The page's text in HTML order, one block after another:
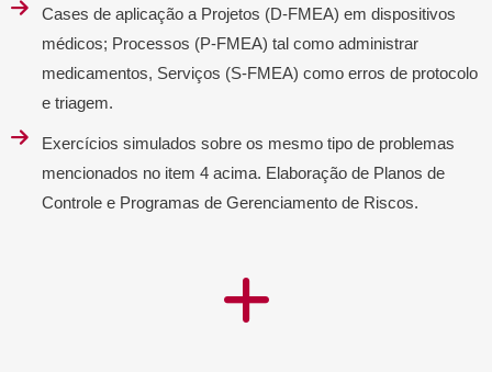
Cases de aplicação a Projetos (D-FMEA) em dispositivos
médicos; Processos (P-FMEA) tal como administrar
medicamentos, Serviços (S-FMEA) como erros de protocolo
e triagem.
Exercícios simulados sobre os mesmo tipo de problemas
mencionados no item 4 acima. Elaboração de Planos de
Controle e Programas de Gerenciamento de Riscos.